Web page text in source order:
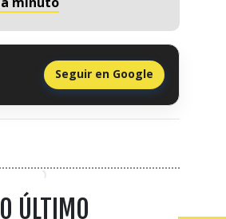
Seguir en Google
ÚLTIMO